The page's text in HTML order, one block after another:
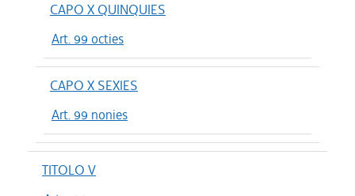
CAPO X QUINQUIES
Art. 99 octies
CAPO X SEXIES
Art. 99 nonies
TITOLO V